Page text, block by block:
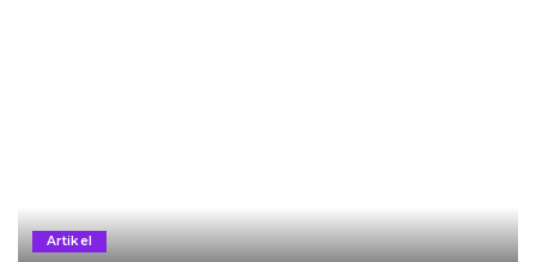
Artikel